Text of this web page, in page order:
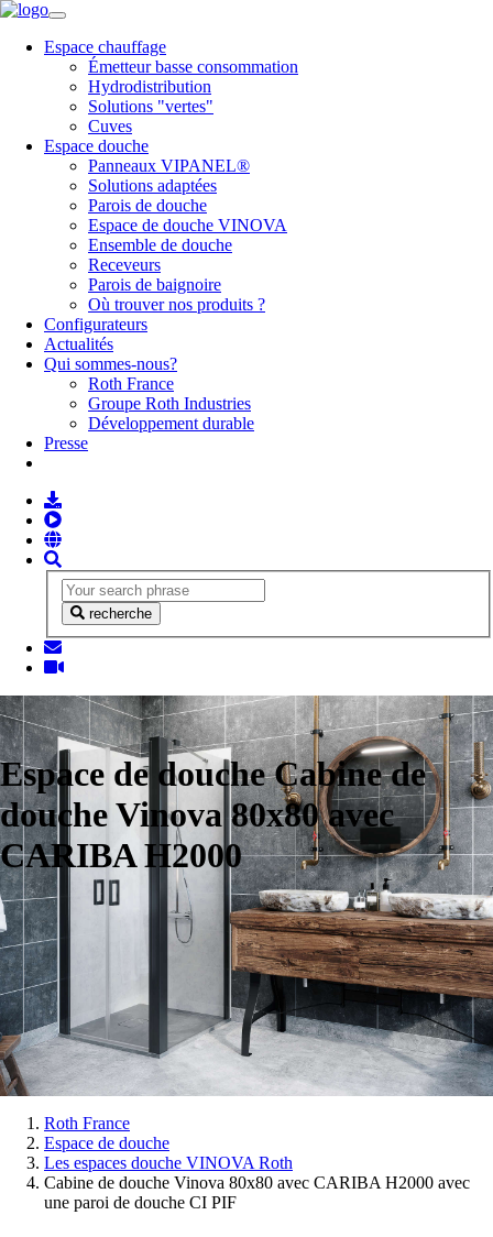
Espace chauffage
Émetteur basse consommation
Hydrodistribution
Solutions "vertes"
Cuves
Espace douche
Panneaux VIPANEL®
Solutions adaptées
Parois de douche
Espace de douche VINOVA
Ensemble de douche
Receveurs
Parois de baignoire
Où trouver nos produits ?
Configurateurs
Actualités
Qui sommes-nous?
Roth France
Groupe Roth Industries
Développement durable
Presse
recherche
Espace de douche Cabine de
douche Vinova 80x80 avec
CARIBA H2000
Vous
êtes
Roth France
Espace de douche
Les espaces douche VINOVA Roth
Cabine de douche Vinova 80x80 avec CARIBA H2000 avec
une paroi de douche CI PIF